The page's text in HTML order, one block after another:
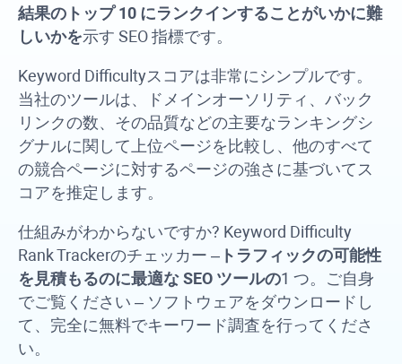
結果のトップ 10 にランクインすることがいかに難
しいかを示す SEO 指標です。
Keyword Difficultyスコアは非常にシンプルです。
当社のツールは、ドメインオーソリティ、バック
リンクの数、その品質などの主要なランキングシ
グナルに関して上位ページを比較し、他のすべて
の競合ページに対するページの強さに基づいてス
コアを推定します。
仕組みがわからないですか? Keyword Difficulty
Rank Trackerのチェッカー – トラフィックの可能性
を見積もるのに最適な SEO ツールの1 つ。ご自身
でご覧ください – ソフトウェアをダウンロードし
て、完全に無料でキーワード調査を行ってくださ
い。